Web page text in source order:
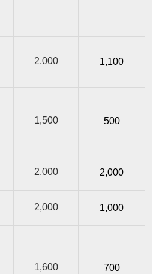
2,000 1,100
1,500 500
2,000 2,000
2,000 1,000
1,600 700